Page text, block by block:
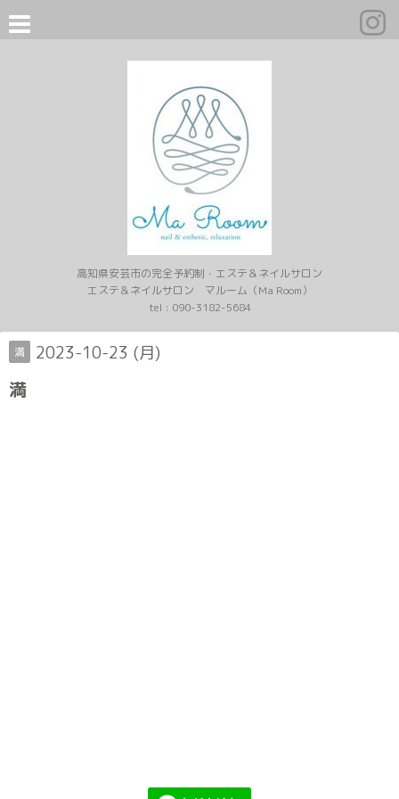
高知県安芸市の完全予約制・エステ＆ネイルサロン
エステ＆ネイルサロン マルーム（Ma Room）
tel : 090-3182-5684
満 2023-10-23 (月)
満